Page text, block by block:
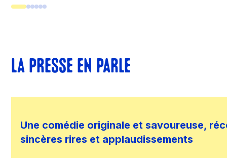
LA PRESSE EN PARLE
Une comédie originale et savoureuse,
sincères rires et applaudissements